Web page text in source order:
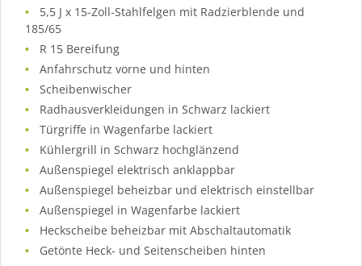
5,5 J x 15-Zoll-Stahlfelgen mit Radzierblende und
185/65
R 15 Bereifung
Anfahrschutz vorne und hinten
Scheibenwischer
Radhausverkleidungen in Schwarz lackiert
Türgriffe in Wagenfarbe lackiert
Kühlergrill in Schwarz hochglänzend
Außenspiegel elektrisch anklappbar
Außenspiegel beheizbar und elektrisch einstellbar
Außenspiegel in Wagenfarbe lackiert
Heckscheibe beheizbar mit Abschaltautomatik
Getönte Heck- und Seitenscheiben hinten